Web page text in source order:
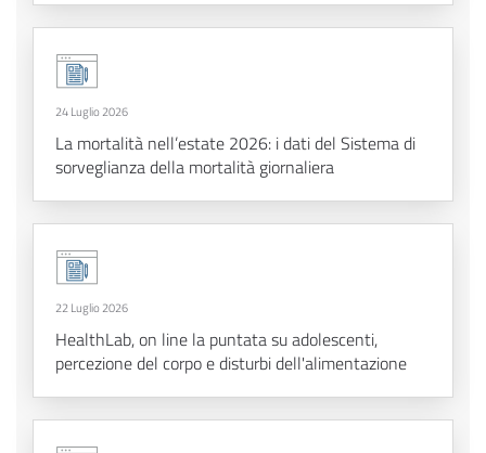
24 Luglio 2026
La mortalità nell’estate 2026: i dati del Sistema di
sorveglianza della mortalità giornaliera
22 Luglio 2026
HealthLab, on line la puntata su adolescenti,
percezione del corpo e disturbi dell'alimentazione